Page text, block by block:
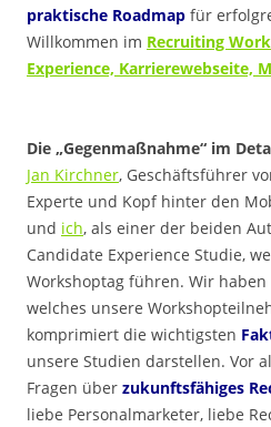
praktische Roadmap für
Willkommen im Recruiting
Experience, Karrierewebseite,
Die „Gegenmaßnahme“ im
Jan Kirchner, Geschäftsführer
Experte und Kopf hinter den
und ich, als einer der beiden
Candidate Experience Studie,
Workshoptag führen. Wir
welches unsere
komprimiert die wichtigsten
unsere Studien darstellen. Vor
Fragen über zukunftsfähiges
liebe Personalmarketer, liebe